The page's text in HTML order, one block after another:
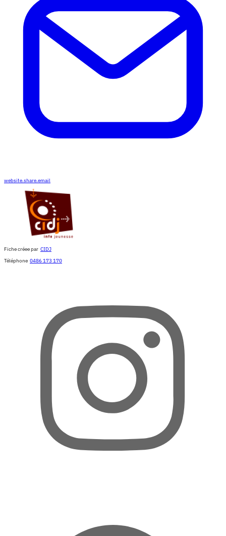
website.share.email
Fiche créee par CIDJ
Téléphone 0486 173 170